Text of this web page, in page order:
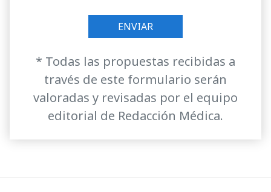
* Todas las propuestas recibidas a
través de este formulario serán
valoradas y revisadas por el equipo
editorial de Redacción Médica.